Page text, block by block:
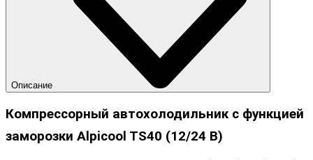
Описание
Компрессорный автохолодильник с функцией
заморозки Alpicool TS40 (12/24 В)